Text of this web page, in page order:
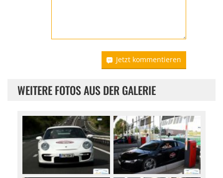
Jetzt kommentieren
WEITERE FOTOS AUS DER GALERIE